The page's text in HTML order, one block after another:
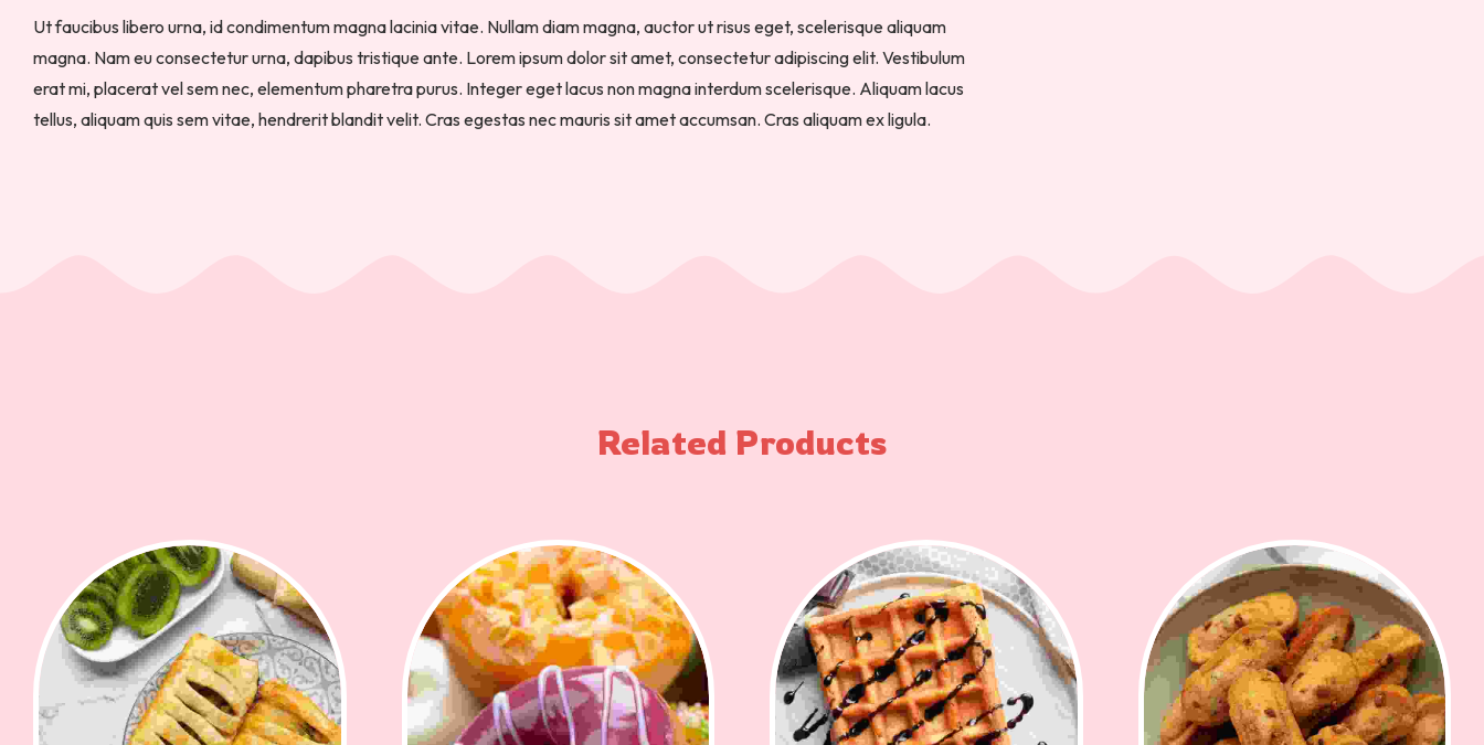
Ut faucibus libero urna, id condimentum magna lacinia vitae. Nullam diam magna, auctor ut risus eget, scelerisque aliquam
magna. Nam eu consectetur urna, dapibus tristique ante. Lorem ipsum dolor sit amet, consectetur adipiscing elit. Vestibulum
erat mi, placerat vel sem nec, elementum pharetra purus. Integer eget lacus non magna interdum scelerisque. Aliquam lacus
tellus, aliquam quis sem vitae, hendrerit blandit velit. Cras egestas nec mauris sit amet accumsan. Cras aliquam ex ligula.
Related Products